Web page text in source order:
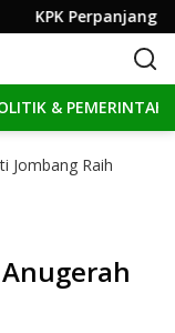
Perpanjang
& PEMERINTAH
Jombang Raih